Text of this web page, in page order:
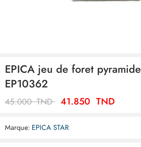
EPICA jeu de foret pyramide
EP10362
45.000TND 41.850 TND
Marque: EPICA STAR